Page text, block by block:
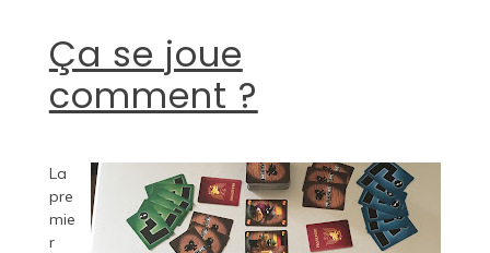
Ça se joue
comment ?
La
pre
mie
r